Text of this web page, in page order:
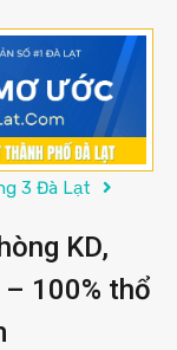
3 Đà Lạt
KD,
100% thổ